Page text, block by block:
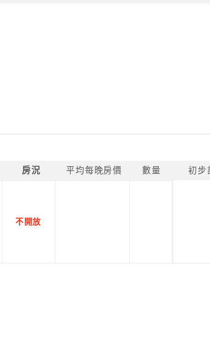
房況 平均每晚房價 數量 初步
不開放